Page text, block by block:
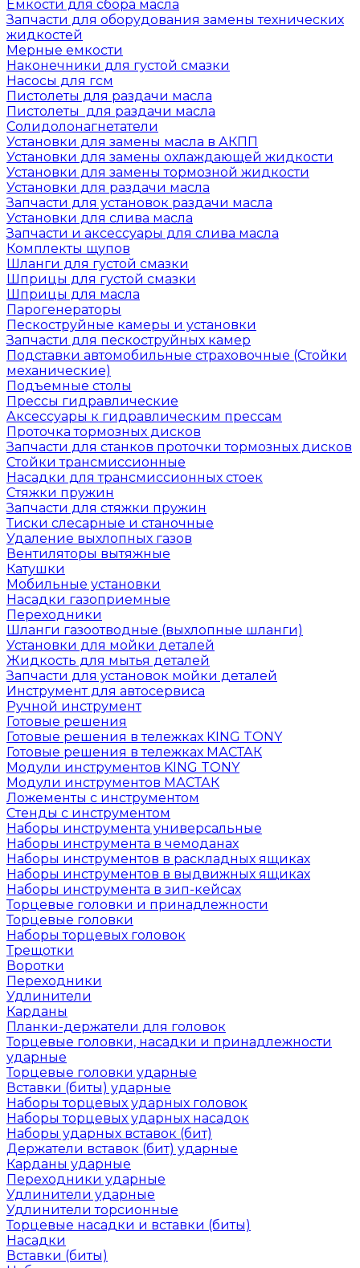
Емкости для сбора масла
Запчасти для оборудования замены технических
жидкостей
Мерные емкости
Наконечники для густой смазки
Насосы для гсм
Пистолеты для раздачи масла
Пистолеты для раздачи масла
Солидолонагнетатели
Установки для замены масла в АКПП
Установки для замены охлаждающей жидкости
Установки для замены тормозной жидкости
Установки для раздачи масла
Запчасти для установок раздачи масла
Установки для слива масла
Запчасти и аксессуары для слива масла
Комплекты щупов
Шланги для густой смазки
Шприцы для густой смазки
Шприцы для масла
Парогенераторы
Пескоструйные камеры и установки
Запчасти для пескоструйных камер
Подставки автомобильные страховочные (Стойки
механические)
Подъемные столы
Прессы гидравлические
Аксессуары к гидравлическим прессам
Проточка тормозных дисков
Запчасти для станков проточки тормозных дисков
Стойки трансмиссионные
Насадки для трансмиссионных стоек
Стяжки пружин
Запчасти для стяжки пружин
Тиски слесарные и станочные
Удаление выхлопных газов
Вентиляторы вытяжные
Катушки
Мобильные установки
Насадки газоприемные
Переходники
Шланги газоотводные (выхлопные шланги)
Установки для мойки деталей
Жидкость для мытья деталей
Запчасти для установок мойки деталей
Инструмент для автосервиса
Ручной инструмент
Готовые решения
Готовые решения в тележках KING TONY
Готовые решения в тележках МАСТАК
Модули инструментов KING TONY
Модули инструментов МАСТАК
Ложементы с инструментом
Стенды с инструментом
Наборы инструмента универсальные
Наборы инструмента в чемоданах
Наборы инструментов в раскладных ящиках
Наборы инструментов в выдвижных ящиках
Наборы инструмента в зип-кейсах
Торцевые головки и принадлежности
Торцевые головки
Наборы торцевых головок
Трещотки
Воротки
Переходники
Удлинители
Карданы
Планки-держатели для головок
Торцевые головки, насадки и принадлежности
ударные
Торцевые головки ударные
Вставки (биты) ударные
Наборы торцевых ударных головок
Наборы торцевых ударных насадок
Наборы ударных вставок (бит)
Держатели вставок (бит) ударные
Карданы ударные
Переходники ударные
Удлинители ударные
Удлинители торсионные
Торцевые насадки и вставки (биты)
Насадки
Вставки (биты)